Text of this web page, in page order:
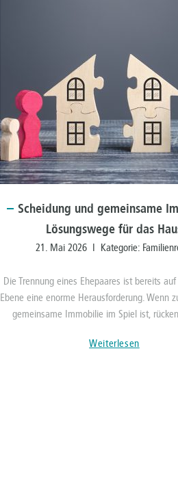
Scheidung und gemeinsame
Lösungswege für das
21. Mai 2026 I Kategorie:
Die Trennung eines Ehepaares ist bereits
Ebene eine enorme Herausforderung. Wenn
gemeinsame Immobilie im Spiel ist,
Weiterlesen